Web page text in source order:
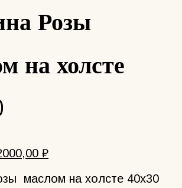
Розы
на холсте
₽Текущая
2000,00 ₽.
маслом на холсте 40х30